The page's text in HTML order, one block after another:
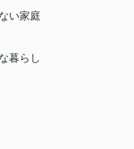
い家庭
暮らし